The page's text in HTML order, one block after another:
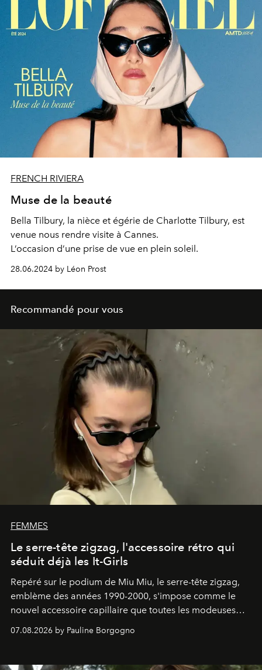
FRENCH RIVIERA
Muse de la beauté
Bella Tilbury, la nièce et égérie de Charlotte Tilbury, est
venue nous rendre visite à Cannes.
L’occasion d’une prise de vue en plein soleil.
28.06.2024 by Léon Prost
Recommandé pour vous
FEMMES
Le serre-tête zigzag, l'accessoire rétro qui
séduit déjà les It-Girls
Repéré sur le podium de Miu Miu, le serre-tête zigzag,
emblème des années 1990-2000, s'impose comme le
nouvel accessoire capillaire que toutes les modeuses
07.08.2026 by Pauline Borgogno